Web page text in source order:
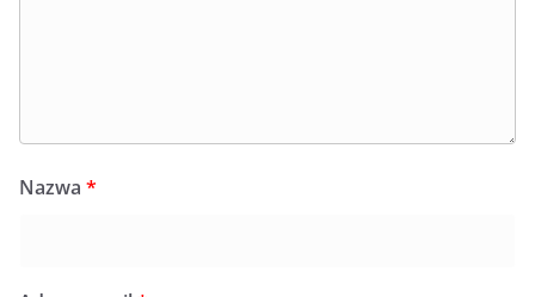
Nazwa *